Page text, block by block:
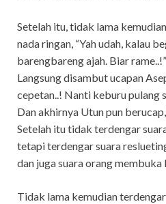
Setelah itu, tidak lama
nada ringan, “Yah udah, kalau
barengbareng ajah. Biar
Langsung disambut ucapan
cepetan..! Nanti keburu pulang
Dan akhirnya Utun pun
Setelah itu tidak terdengar
tetapi terdengar suara
dan juga suara orang membuka
Tidak lama kemudian